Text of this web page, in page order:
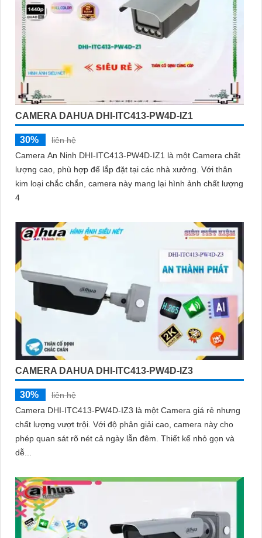
CAMERA DAHUA DHI-ITC413-PW4D-IZ1
30%
liên hệ
Camera An Ninh DHI-ITC413-PW4D-IZ1 là một Camera chất
lượng cao, phù hợp để lắp đặt tại các nhà xưởng. Với thân
kim loại chắc chắn, camera này mang lại hình ảnh chất lượng
4
CAMERA DAHUA DHI-ITC413-PW4D-IZ3
30%
liên hệ
Camera DHI-ITC413-PW4D-IZ3 là một Camera giá rẻ nhưng
chất lượng vượt trội. Với độ phân giải cao, camera này cho
phép quan sát rõ nét cả ngày lẫn đêm. Thiết kế nhỏ gọn và
dễ...